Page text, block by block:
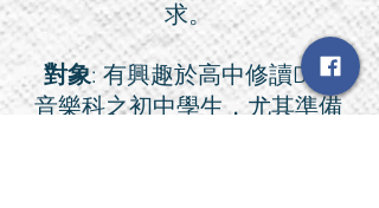
求。
對象: 有興趣於高中修讀DSE
音樂科之初中學生，尤其準備